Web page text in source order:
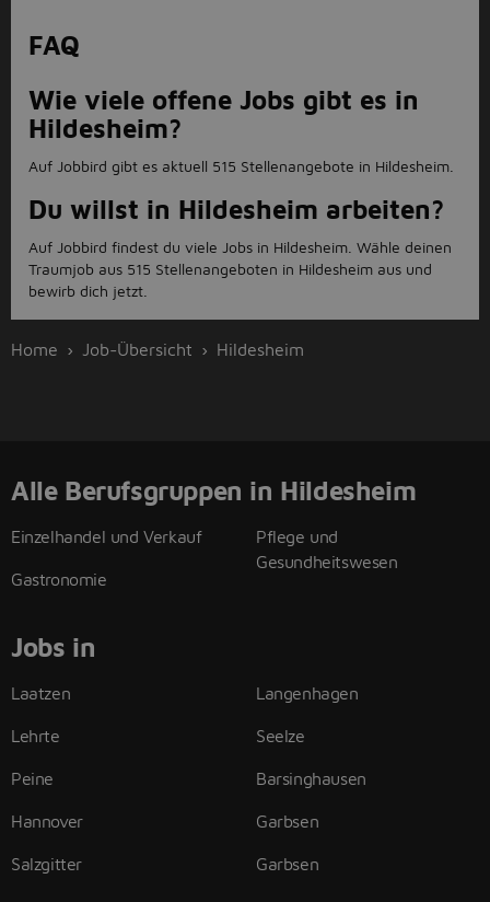
FAQ
Wie viele offene Jobs gibt es in
Hildesheim?
Auf Jobbird gibt es aktuell 515 Stellenangebote in Hildesheim.
Du willst in Hildesheim arbeiten?
Auf Jobbird findest du viele Jobs in Hildesheim. Wähle deinen
Traumjob aus 515 Stellenangeboten in Hildesheim aus und
bewirb dich jetzt.
Home Job-Übersicht Hildesheim
Alle Berufsgruppen in Hildesheim
Einzelhandel und Verkauf
Gastronomie
Pflege und
Gesundheitswesen
Jobs in
Laatzen
Lehrte
Peine
Hannover
Salzgitter
Langenhagen
Seelze
Barsinghausen
Garbsen
Garbsen